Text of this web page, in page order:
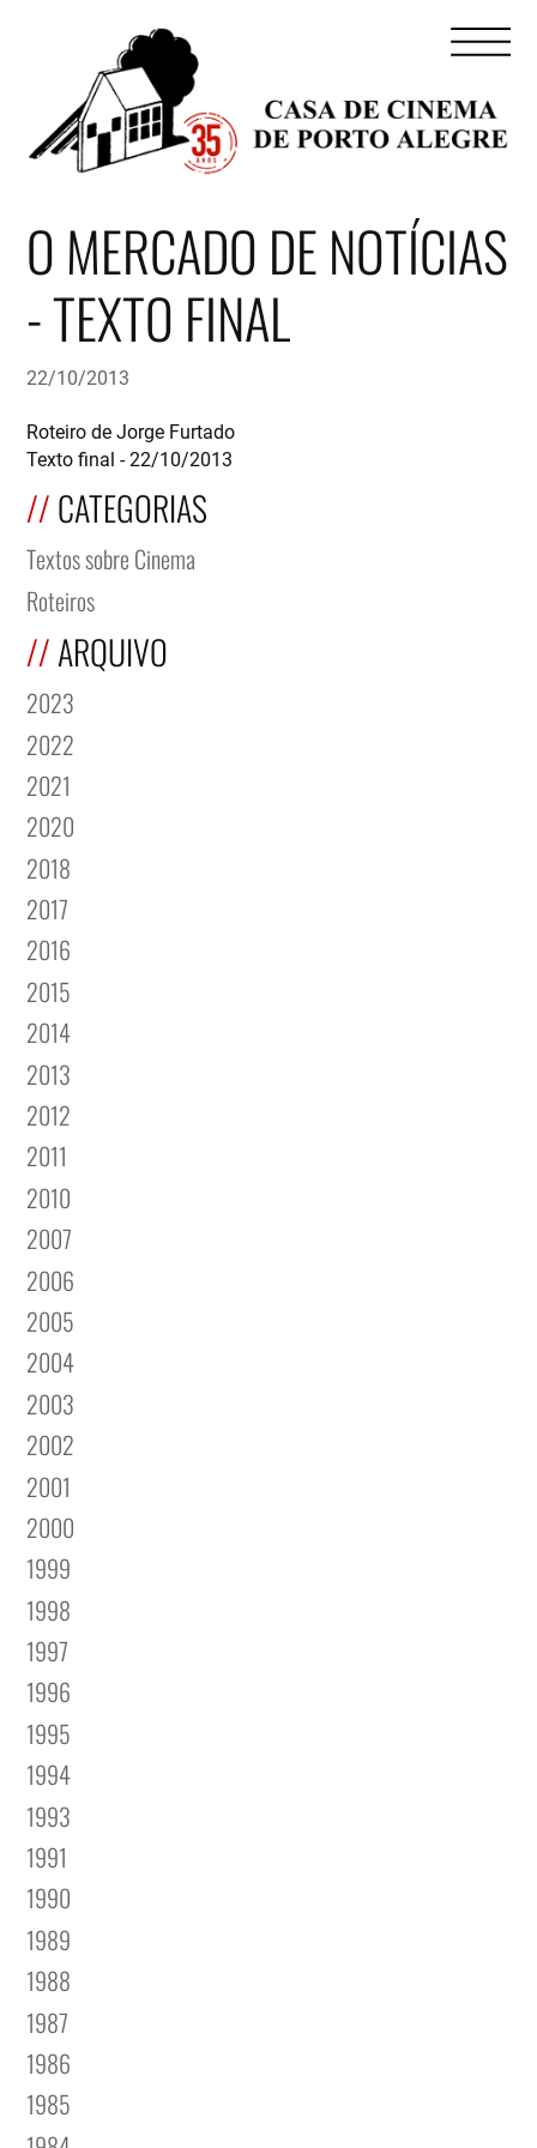
O MERCADO DE NOTÍCIAS
- TEXTO FINAL
22/10/2013
Roteiro de Jorge Furtado
Texto final - 22/10/2013
CATEGORIAS
Textos sobre Cinema
Roteiros
ARQUIVO
2023
2022
2021
2020
2018
2017
2016
2015
2014
2013
2012
2011
2010
2007
2006
2005
2004
2003
2002
2001
2000
1999
1998
1997
1996
1995
1994
1993
1991
1990
1989
1988
1987
1986
1985